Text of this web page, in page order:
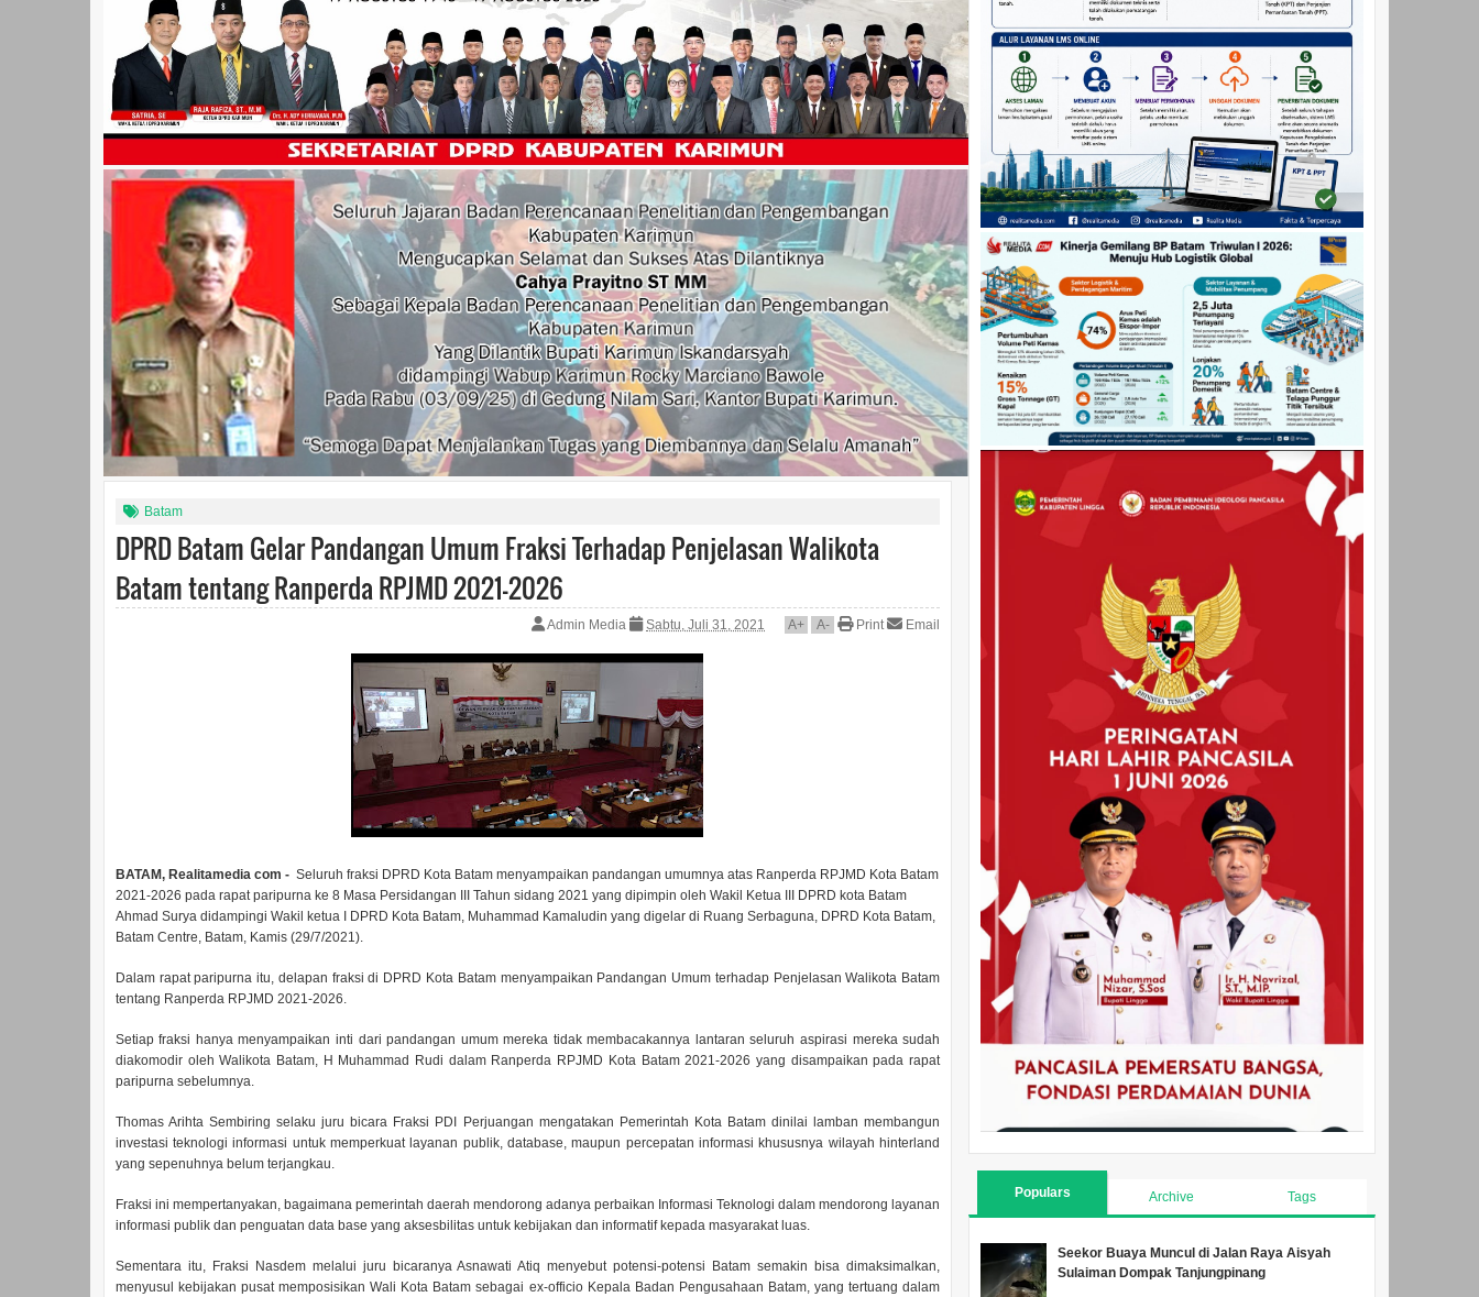
Batam
DPRD Batam Gelar Pandangan Umum Fraksi Terhadap Penjelasan Walikota
Batam tentang Ranperda RPJMD 2021-2026
Admin Media Sabtu, Juli 31, 2021 A+ A- Print Email
BATAM, Realitamedia com -Seluruh fraksi DPRD Kota Batam menyampaikan pandangan umumnya atas Ranperda RPJMD Kota Batam
2021-2026 pada rapat paripurna ke 8 Masa Persidangan III Tahun sidang 2021 yang dipimpin oleh Wakil Ketua III DPRD kota Batam
Ahmad Surya didampingi Wakil ketua I DPRD Kota Batam, Muhammad Kamaludin yang digelar di Ruang Serbaguna, DPRD Kota Batam,
Batam Centre, Batam, Kamis (29/7/2021).
Dalam rapat paripurna itu, delapan fraksi di DPRD Kota Batam menyampaikan Pandangan Umum terhadap Penjelasan Walikota Batam
tentang Ranperda RPJMD 2021-2026.
Setiap fraksi hanya menyampaikan inti dari pandangan umum mereka tidak membacakannya lantaran seluruh aspirasi mereka sudah
diakomodir oleh Walikota Batam, H Muhammad Rudi dalam Ranperda RPJMD Kota Batam 2021-2026 yang disampaikan pada rapat
paripurna sebelumnya.
Thomas Arihta Sembiring selaku juru bicara Fraksi PDI Perjuangan mengatakan Pemerintah Kota Batam dinilai lamban membangun
investasi teknologi informasi untuk memperkuat layanan publik, database, maupun percepatan informasi khususnya wilayah hinterland
yang sepenuhnya belum terjangkau.
Fraksi ini mempertanyakan, bagaimana pemerintah daerah mendorong adanya perbaikan Informasi Teknologi dalam mendorong layanan
informasi publik dan penguatan data base yang aksesbilitas untuk kebijakan dan informatif kepada masyarakat luas.
Sementara itu, Fraksi Nasdem melalui juru bicaranya Asnawati Atiq menyebut potensi-potensi Batam semakin bisa dimaksimalkan,
menyusul kebijakan pusat memposisikan Wali Kota Batam sebagai ex-officio Kepala Badan Pengusahaan Batam, yang tertuang dalam
Populars Archive Tags
Seekor Buaya Muncul di Jalan Raya Aisyah
Sulaiman Dompak Tanjungpinang